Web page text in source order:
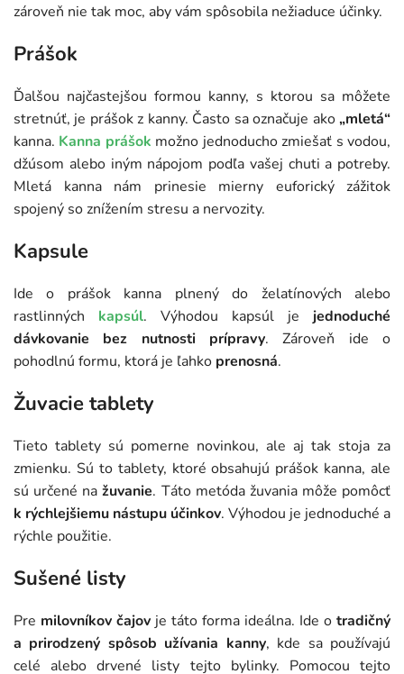
zároveň nie tak moc, aby vám spôsobila nežiaduce účinky.
Prášok
Ďalšou najčastejšou formou kanny, s ktorou sa môžete
stretnúť, je prášok z kanny. Často sa označuje ako„mletá“
kanna. Kanna prášok možno jednoducho zmiešať s vodou,
džúsom alebo iným nápojom podľa vašej chuti a potreby.
Mletá kanna nám prinesie mierny euforický zážitok
spojený so znížením stresu a nervozity.
Kapsule
Ide o prášok kanna plnený do želatínových alebo
rastlinných kapsúl. Výhodou kapsúl je jednoduché
dávkovanie bez nutnosti prípravy. Zároveň ide o
pohodlnú formu, ktorá je ľahko prenosná.
Žuvacie tablety
Tieto tablety sú pomerne novinkou, ale aj tak stoja za
zmienku. Sú to tablety, ktoré obsahujú prášok kanna, ale
sú určené nažuvanie. Táto metóda žuvania môže pomôcť
k rýchlejšiemu nástupu účinkov. Výhodou je jednoduché a
rýchle použitie.
Sušené listy
Pre milovníkov čajov je táto forma ideálna. Ide o tradičný
a prirodzený spôsob užívania kanny, kde sa používajú
celé alebo drvené listy tejto bylinky. Pomocou tejto